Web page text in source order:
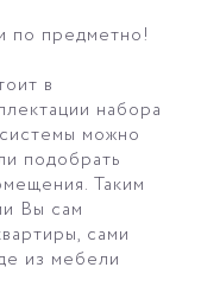
по предметно!
в
набора
можно
подобрать
Таким
Вы сам
сами
из мебели